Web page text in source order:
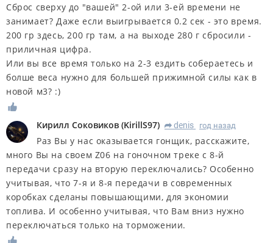
Сброс сверху до "вашей" 2-ой или 3-ей времени не
занимает? Даже если выигрывается 0.2 сек - это время.
200 гр здесь, 200 гр там, а на выходе 280 г сбросили -
приличная цифра.
Или вы все время только на 2-3 ездить собераетесь и
болше веса нужно для большей прижимной силы как в
новой м3? :)
Кирилл Соковиков (KirillS97) R denis год назад
Раз Вы у нас оказывается гонщик, расскажите,
много Вы на своем Z06 на гоночном треке с 8-й
передачи сразу на вторую переключались? Особенно
учитывая, что 7-я и 8-я передачи в современных
коробках сделаны повышающими, для экономии
топлива. И особенно учитывая, что Вам вниз нужно
переключаться только на торможении.